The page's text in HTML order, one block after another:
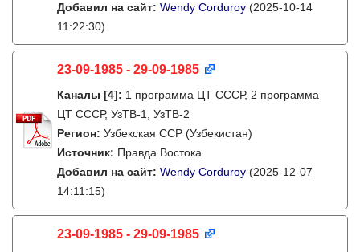
Добавил на сайт: Wendy Corduroy (2025-10-14
11:22:30)
23-09-1985 - 29-09-1985
Каналы [4]: 1 программа ЦТ СССР, 2 программа
ЦТ СССР, УзТВ-1, УзТВ-2
Регион: Узбекская ССР (Узбекистан)
Источник: Правда Востока
Добавил на сайт: Wendy Corduroy (2025-12-07
14:11:15)
23-09-1985 - 29-09-1985